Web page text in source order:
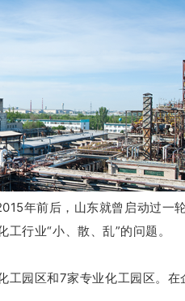
年前后，山东就曾启动过一
行业“小、散、乱”的问题。
园区和7家专业化工园区。 在